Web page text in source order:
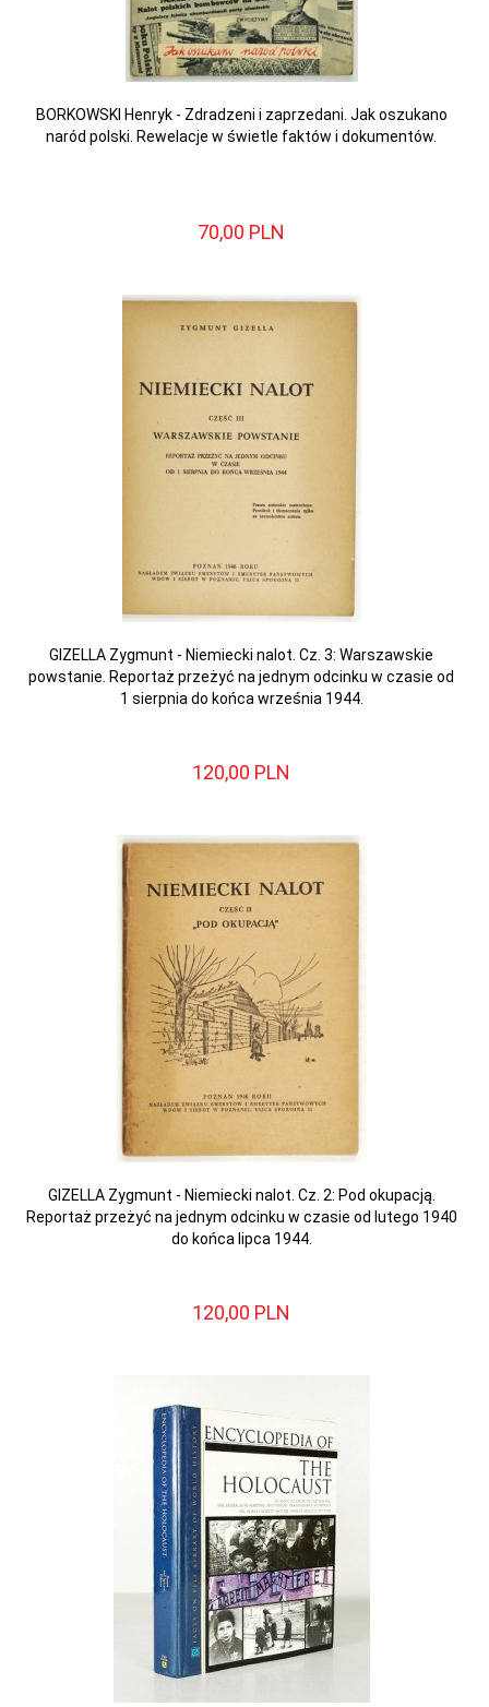
BORKOWSKI Henryk - Zdradzeni i zaprzedani. Jak oszukano
naród polski. Rewelacje w świetle faktów i dokumentów.
70,00 PLN
GIZELLA Zygmunt - Niemiecki nalot. Cz. 3: Warszawskie
powstanie. Reportaż przeżyć na jednym odcinku w czasie od
1 sierpnia do końca września 1944.
120,00 PLN
GIZELLA Zygmunt - Niemiecki nalot. Cz. 2: Pod okupacją.
Reportaż przeżyć na jednym odcinku w czasie od lutego 1940
do końca lipca 1944.
120,00 PLN